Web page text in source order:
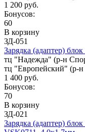
1 200 руб.
Бонусов:
60
В корзину
ЗД-051
Зарядка (адаптер)
тц "Надежда" (р-н
тц "Европейский" (р-
1 400 руб.
Бонусов:
70
В корзину
ЗД-021
Зарядка (адаптер)